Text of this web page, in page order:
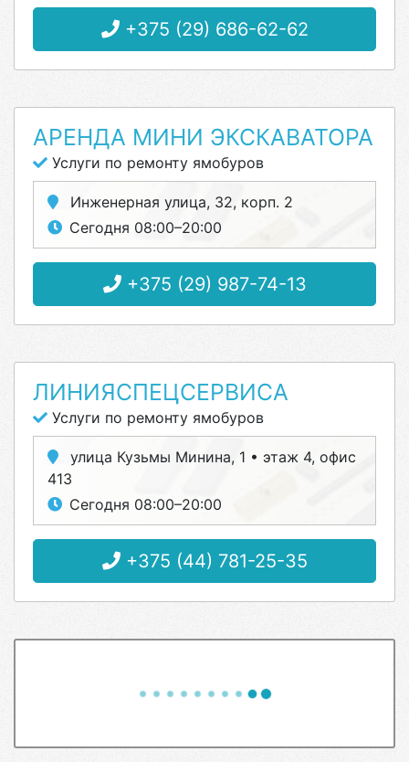
+375 (29) 686-62-62
АРЕНДА МИНИ ЭКСКАВАТОРА
Услуги по ремонту ямобуров
Инженерная улица, 32, корп. 2
Сегодня 08:00–20:00
+375 (29) 987-74-13
ЛИНИЯСПЕЦСЕРВИСА
Услуги по ремонту ямобуров
улица Кузьмы Минина, 1 • этаж 4, офис
413
Сегодня 08:00–20:00
+375 (44) 781-25-35